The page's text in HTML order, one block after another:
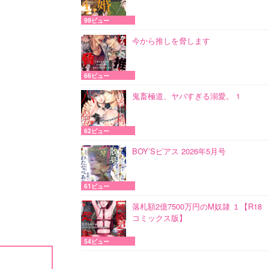
99ビュー
今から推しを脅します
66ビュー
鬼畜極道、ヤバすぎる溺愛。 1
62ビュー
BOY’Sピアス 2026年5月号
61ビュー
落札額2億7500万円のM奴隷 １【R18
コミックス版】
54ビュー